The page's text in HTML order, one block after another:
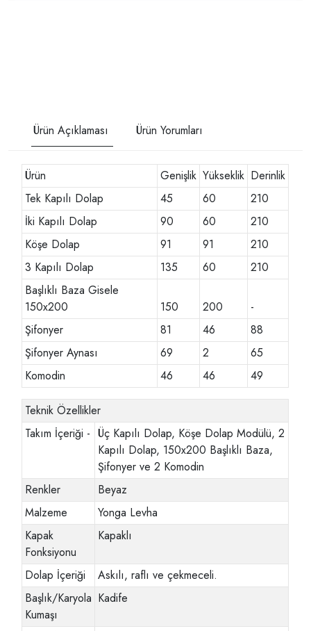
Ürün Açıklaması Ürün Yorumları
Ürün Genişlik Yükseklik Derinlik
Tek Kapılı Dolap
45 60
210
İki Kapılı Dolap
90 60
210
Köşe Dolap
91 91
210
3 Kapılı Dolap
135 60
210
Başlıklı Baza Gisele
150x200
150 200
-
Şifonyer
81 46
88
Şifonyer Aynası
69 2
65
Komodin
46 46 49
Teknik Özellikler
Takım İçeriği - Üç Kapılı Dolap, Köşe Dolap Modülü, 2
Kapılı Dolap, 150x200 Başlıklı Baza,
Şifonyer ve 2 Komodin
Renkler
Beyaz
Malzeme
Yonga Levha
Kapak
Fonksiyonu
Kapaklı
Dolap İçeriği
Askılı, raflı ve çekmeceli.
Başlık/Karyola
Kumaşı
Kadife